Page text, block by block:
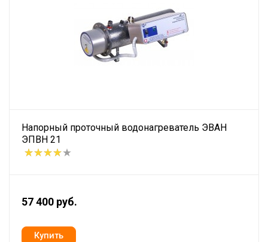
Напорный проточный водонагреватель ЭВАН
ЭПВН 21
57 400 руб.